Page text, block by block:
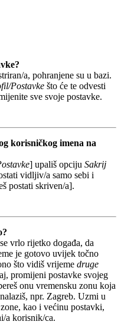
a, pohranjene su u bazi.
Postavke što će te odvesti
sve svoje postavke.
korisničkog imena na
] upališ opciju Sakrij
vidljiv/a samo sebi i
postati skriven/a].
vrlo rijetko događa, da
je gotovo uvijek točno
što vidiš vrijeme druge
promijeni postavke svojeg
onu vremensku zonu koja
npr. Zagreb. Uzmi u
kao i većinu postavki,
a korisnik/ca.